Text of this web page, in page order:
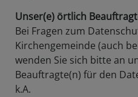
Unser(e) örtlich
Bei Fragen zum
Kirchengemeinde (auch
wenden Sie sich bitte an
Beauftragte(n) für den
k.A.